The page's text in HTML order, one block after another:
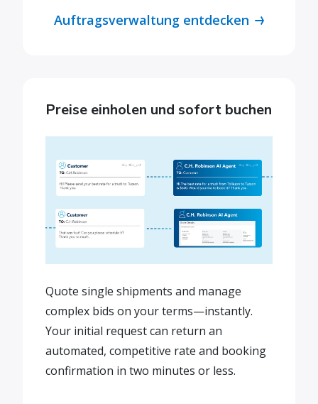
Auftragsverwaltung entdecken
Preise einholen und sofort buchen
Quote single shipments and manage
complex bids on your terms—instantly.
Your initial request can return an
automated, competitive rate and booking
confirmation in two minutes or less.